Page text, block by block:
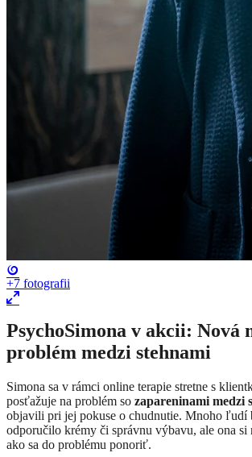
+7 fotografii
PsychoSimona v akcii: Nová
problém medzi stehnami
Simona sa v rámci online terapie stretne s
posťažuje na problém so zapareninami medzi
objavili pri jej pokuse o chudnutie. Mnoho ľudí
odporučilo krémy či správnu výbavu, ale ona si
ako sa do problému ponoriť.